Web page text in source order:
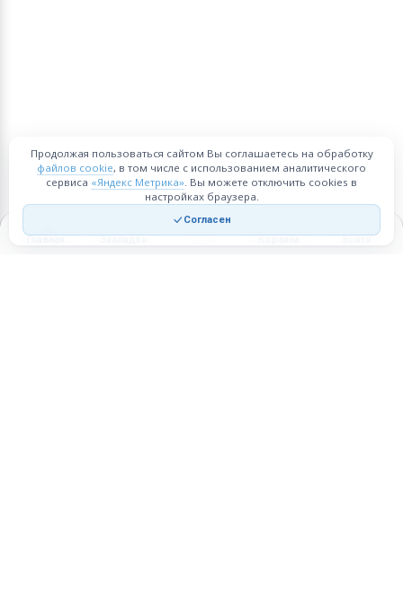
Главная Закладки Корзина Войти
Продолжая пользоваться сайтом Вы соглашаетесь на обработку
файлов cookie, в том числе с использованием аналитического
сервиса «Яндекс Метрика». Вы можете отключить cookies в
настройках браузера.
Согласен